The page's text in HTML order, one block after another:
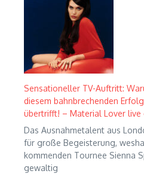
Sensationeller TV-Auftritt:
diesem bahnbrechenden
übertrifft! – Material Lover live
Das Ausnahmetalent aus
für große Begeisterung,
kommenden Tournee Sienna
gewaltig